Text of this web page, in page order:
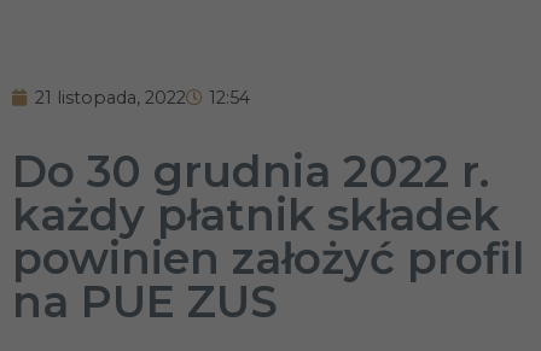
21 listopada, 2022 12:54
Do 30 grudnia 2022 r.
każdy płatnik składek
powinien założyć profil
na PUE ZUS